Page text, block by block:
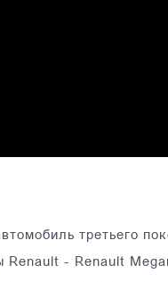
третьего
- Renault